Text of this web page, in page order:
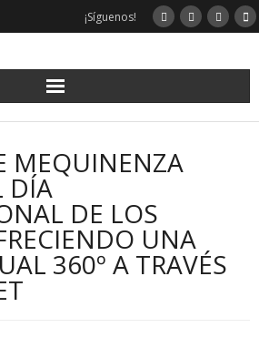
¡Síguenos!
MEQUINENZA
DÍA
DE LOS
UNA
360º A TRAVÉS